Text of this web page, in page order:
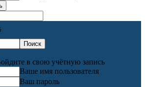
в свою учётную запись
Ваше имя пользователя
Ваш пароль